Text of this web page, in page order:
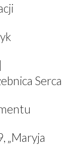
Serca
„Maryja